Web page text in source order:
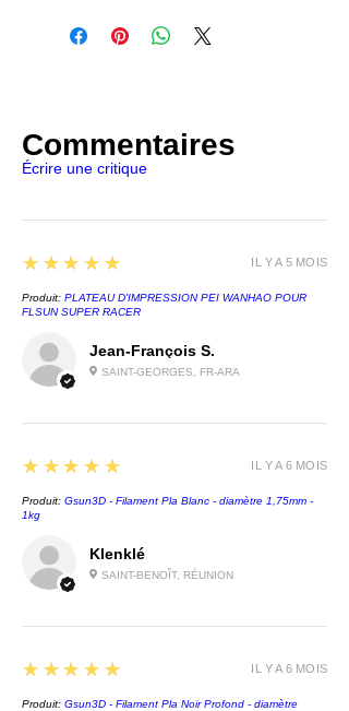
Genius PRO
Commentaires
Écrire une critique
Jean-François S.
SAINT-GEORGES, FR-ARA
5
★★★★★
Produit: PLATEAU D'IMPRESSION PEI WANHAO POUR
FLSUN SUPER RACER
IL Y A 5 MOIS
Klenklé
SAINT-BENOÎT, RÉUNION
5
★★★★★
Produit: Gsun3D - Filament Pla Blanc - diamètre 1,75mm -
1kg
IL Y A 6 MOIS
5
★★★★★
Produit: Gsun3D - Filament Pla Noir Profond - diamètre
IL Y A 6 MOIS